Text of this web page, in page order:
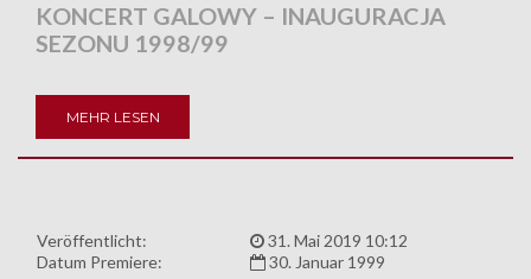
KONCERT GALOWY – INAUGURACJA
SEZONU 1998/99
MEHR LESEN
Veröffentlicht:
31. Mai 2019 10:12
Datum Premiere:
30. Januar 1999